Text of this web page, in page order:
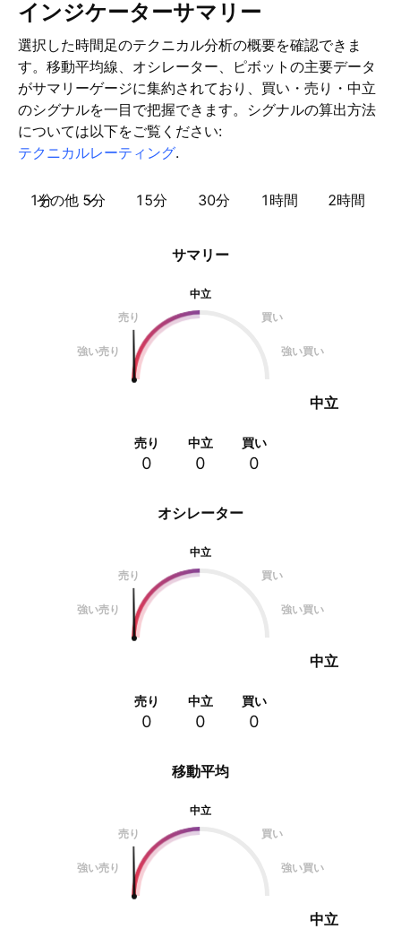
インジケーターサマリー
選択した時間足のテクニカル分析の概要を確認できま
す。移動平均線、オシレーター、ピボットの主要データ
がサマリーゲージに集約されており、買い・売り・中立
のシグナルを一目で把握できます。シグナルの算出方法
については以下をご覧ください:
テクニカルレーティング.
1分 5分 15分 30分 1時間 2時間
その他
オシレーター
中立
売り
買い
強い売り 強い買い
中立
売り
0
中立
0
買い
0
サマリー
中立
売り
買い
強い売り 強い買い
中立
売り
0
中立
0
買い
0
移動平均
中立
売り
買い
強い売り 強い買い
中立